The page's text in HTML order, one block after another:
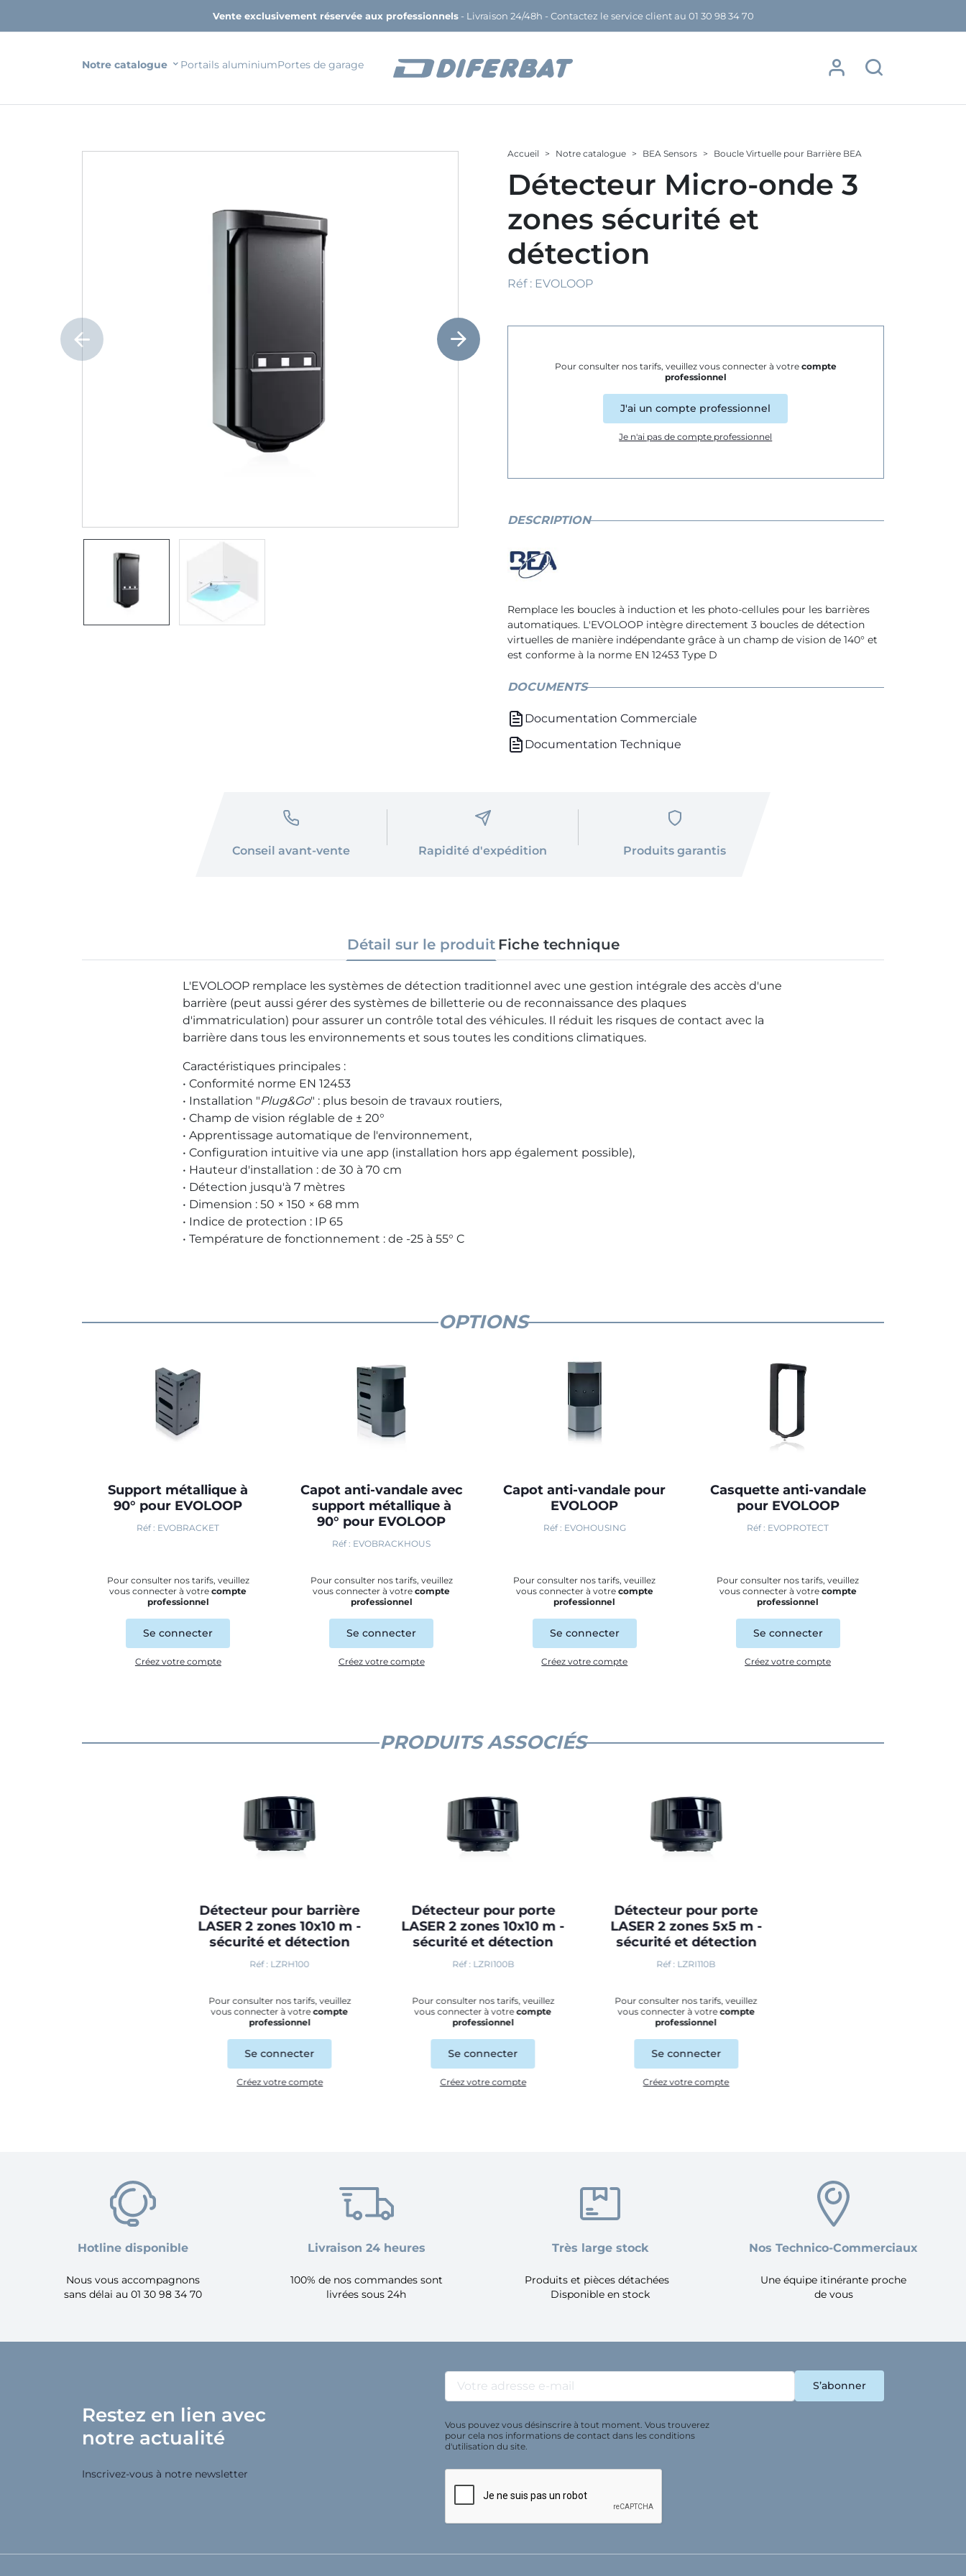
Vente exclusivement réservée aux professionnels- Livraison 24/48h - Contactez le service client au 01 30 98 34 70
Notre catalogue Portails aluminiumPortes de garage
Accueil Notre catalogue BEA Sensors Boucle Virtuelle pour Barrière BEA
Détecteur Micro-onde 3
zones sécurité et
détection
Réf : EVOLOOP
Pour consulter nos tarifs, veuillez vous connecter à votre compte
professionnel
J'ai un compte professionnel
Je n'ai pas de compte professionnel
DESCRIPTION
Remplace les boucles à induction et les photo-cellules pour les barrières
automatiques. L'EVOLOOP intègre directement 3 boucles de détection
virtuelles de manière indépendante grâce à un champ de vision de 140° et
est conforme à la norme EN 12453 Type D
DOCUMENTS
Documentation Commerciale
Documentation Technique
Conseil avant-vente Rapidité d'expédition Produits garantis
Détail sur le produit Fiche technique
L'EVOLOOP remplace les systèmes de détection traditionnel avec une gestion intégrale des accès d'une
barrière (peut aussi gérer des systèmes de billetterie ou de reconnaissance des plaques
d'immatriculation) pour assurer un contrôle total des véhicules. Il réduit les risques de contact avec la
barrière dans tous les environnements et sous toutes les conditions climatiques.
Caractéristiques principales :
• Conformité norme EN 12453
• Installation "Plug&Go" : plus besoin de travaux routiers,
• Champ de vision réglable de ± 20°
• Apprentissage automatique de l'environnement,
• Configuration intuitive via une app (installation hors app également possible),
• Hauteur d'installation : de 30 à 70 cm
• Détection jusqu'à 7 mètres
• Dimension : 50 × 150 × 68 mm
• Indice de protection : IP 65
• Température de fonctionnement : de -25 à 55° C
OPTIONS
Support métallique à
90° pour EVOLOOP
Réf : EVOBRACKET
Pour consulter nos tarifs, veuillez
vous connecter à votrecompte
professionnel
Se connecter
Créez votre compte
Capot anti-vandale avec
support métallique à
90° pour EVOLOOP
Réf : EVOBRACKHOUS
Pour consulter nos tarifs, veuillez
vous connecter à votrecompte
professionnel
Se connecter
Créez votre compte
Capot anti-vandale pour
EVOLOOP
Réf : EVOHOUSING
Pour consulter nos tarifs, veuillez
vous connecter à votre compte
professionnel
Se connecter
Créez votre compte
Casquette anti-vandale
pour EVOLOOP
Réf : EVOPROTECT
Pour consulter nos tarifs, veuillez
vous connecter à votre compte
professionnel
Se connecter
Créez votre compte
PRODUITS ASSOCIÉS
Détecteur pour barrière
LASER 2 zones 10x10 m -
sécurité et détection
Réf : LZRH100
Pour consulter nos tarifs, veuillez
vous connecter à votrecompte
professionnel
Se connecter
Créez votre compte
Détecteur pour porte
LASER 2 zones 10x10 m -
sécurité et détection
Réf : LZRI100B
Pour consulter nos tarifs, veuillez
vous connecter à votrecompte
professionnel
Se connecter
Créez votre compte
Détecteur pour porte
LASER 2 zones 5x5 m -
sécurité et détection
Réf : LZRI110B
Pour consulter nos tarifs, veuillez
vous connecter à votrecompte
professionnel
Se connecter
Créez votre compte
Hotline disponible
Nous vous accompagnons
sans délai au 01 30 98 34 70
Livraison 24 heures
100% de nos commandes sont
livrées sous 24h
Très large stock
Produits et pièces détachées
Disponible en stock
Nos Technico-Commerciaux
Une équipe itinérante proche
de vous
Restez en lien avec
notre actualité
Inscrivez-vous à notre newsletter
Vous pouvez vous désinscrire à tout moment. Vous trouverez
pour cela nos informations de contact dans les conditions
d'utilisation du site.